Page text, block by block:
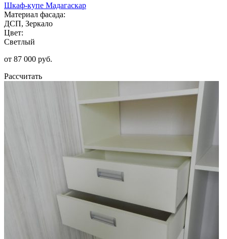
Шкаф-купе Мадагаскар
Материал фасада:
ДСП, Зеркало
Цвет:
Светлый
от 87 000 руб.
Рассчитать